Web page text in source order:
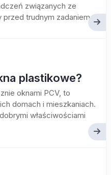
związanych ze
trudnym zadaniem,...
plastikowe?
oknami PCV, to
domach i mieszkaniach.
właściwościami